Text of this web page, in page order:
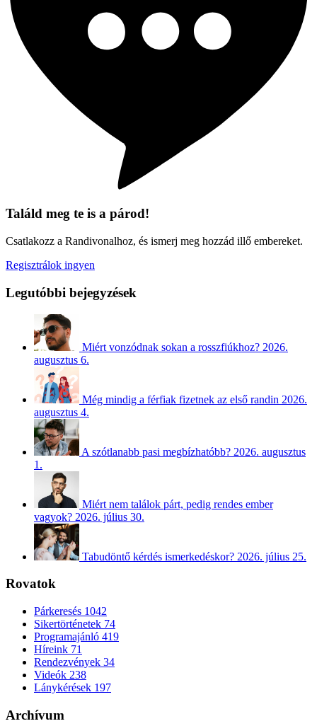
Találd meg te is a párod!
Csatlakozz a Randivonalhoz, és ismerj meg hozzád illő embereket.
Regisztrálok ingyen
Legutóbbi bejegyzések
Miért vonzódnak sokan a rosszfiúkhoz? 2026.
augusztus 6.
Még mindig a férfiak fizetnek az első randin 2026.
augusztus 4.
A szótlanabb pasi megbízhatóbb? 2026. augusztus
1.
Miért nem találok párt, pedig rendes ember
vagyok? 2026. július 30.
Tabudöntő kérdés ismerkedéskor? 2026. július 25.
Rovatok
Párkeresés 1042
Sikertörténetek 74
Programajánló 419
Híreink 71
Rendezvények 34
Videók 238
Lánykérések 197
Archívum